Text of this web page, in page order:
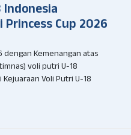
Indonesia
Cup 2026
dengan Kemenangan atas
voli putri U-18
Voli Putri U-18